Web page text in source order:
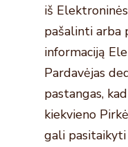
iš
pašalinti arba
informaciją
Pardavėjas
pastangas,
kiekvieno
gali